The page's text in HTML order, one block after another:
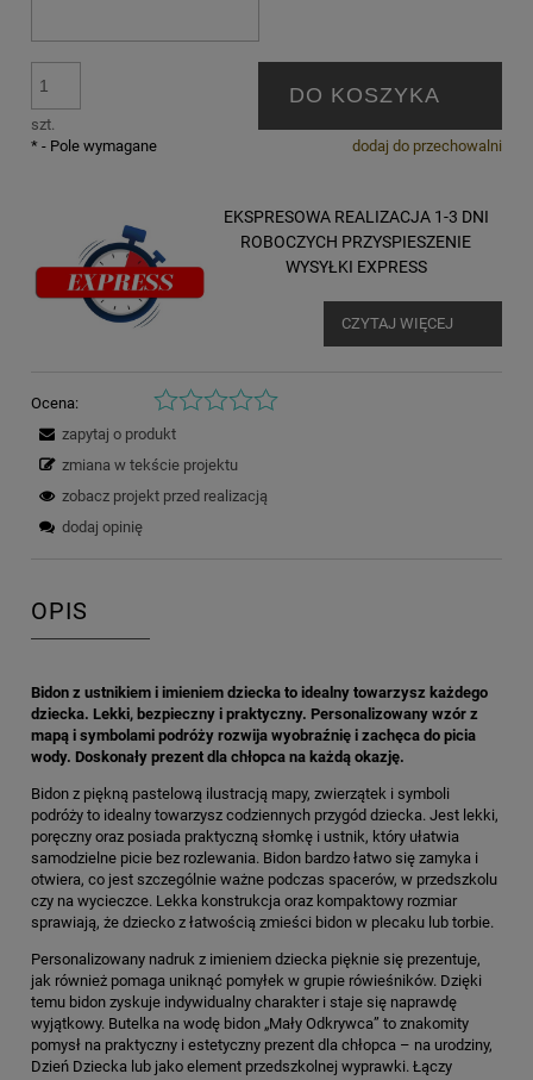
szt.
DO KOSZYKA
dodaj do przechowalni
* - Pole wymagane
EKSPRESOWA REALIZACJA 1-3 DNI
ROBOCZYCH PRZYSPIESZENIE
WYSYŁKI EXPRESS
CZYTAJ WIĘCEJ
Ocena:
zapytaj o produkt
zmiana w tekście projektu
zobacz projekt przed realizacją
dodaj opinię
OPIS
Bidon z ustnikiem i imieniem dziecka to idealny towarzysz każdego
dziecka. Lekki, bezpieczny i praktyczny. Personalizowany wzór z
mapą i symbolami podróży rozwija wyobraźnię i zachęca do picia
wody. Doskonały prezent dla chłopca na każdą okazję.
Bidon z piękną pastelową ilustracją mapy, zwierzątek i symboli
podróży to idealny towarzysz codziennych przygód dziecka. Jest lekki,
poręczny oraz posiada praktyczną słomkę i ustnik, który ułatwia
samodzielne picie bez rozlewania. Bidon bardzo łatwo się zamyka i
otwiera, co jest szczególnie ważne podczas spacerów, w przedszkolu
czy na wycieczce. Lekka konstrukcja oraz kompaktowy rozmiar
sprawiają, że dziecko z łatwością zmieści bidon w plecaku lub torbie.
Personalizowany nadruk z imieniem dziecka pięknie się prezentuje,
jak również pomaga uniknąć pomyłek w grupie rówieśników. Dzięki
temu bidon zyskuje indywidualny charakter i staje się naprawdę
wyjątkowy. Butelka na wodę bidon „Mały Odkrywca” to znakomity
pomysł na praktyczny i estetyczny prezent dla chłopca – na urodziny,
Dzień Dziecka lub jako element przedszkolnej wyprawki. Łączy